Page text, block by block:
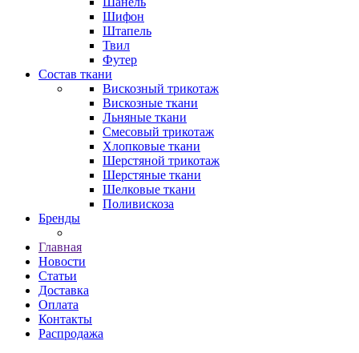
Шифон
Штапель
Твил
Футер
Состав ткани
Вискозный трикотаж
Вискозные ткани
Льняные ткани
Смесовый трикотаж
Хлопковые ткани
Шерстяной трикотаж
Шерстяные ткани
Шелковые ткани
Поливискоза
Бренды
Главная
Новости
Статьи
Доставка
Оплата
Контакты
Распродажа